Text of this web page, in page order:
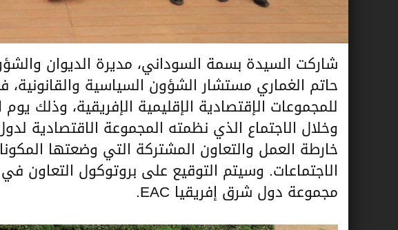
شاركت السيدة بسمة السوداني، مديرة الديوان
حاتم الغماري مستشار الشؤون السياسية والقانونية،
للمجموعات الإقتصادية الإقليمية الإفريقية، وذلك يوم الخميس 16
خارطة العمل والتعاون المشتركة التي وضعتها
الاجتماعات. وسيتم التوقيع على بروتوكول التعاون
مجموعة دول شرق إفريقيا EAC.